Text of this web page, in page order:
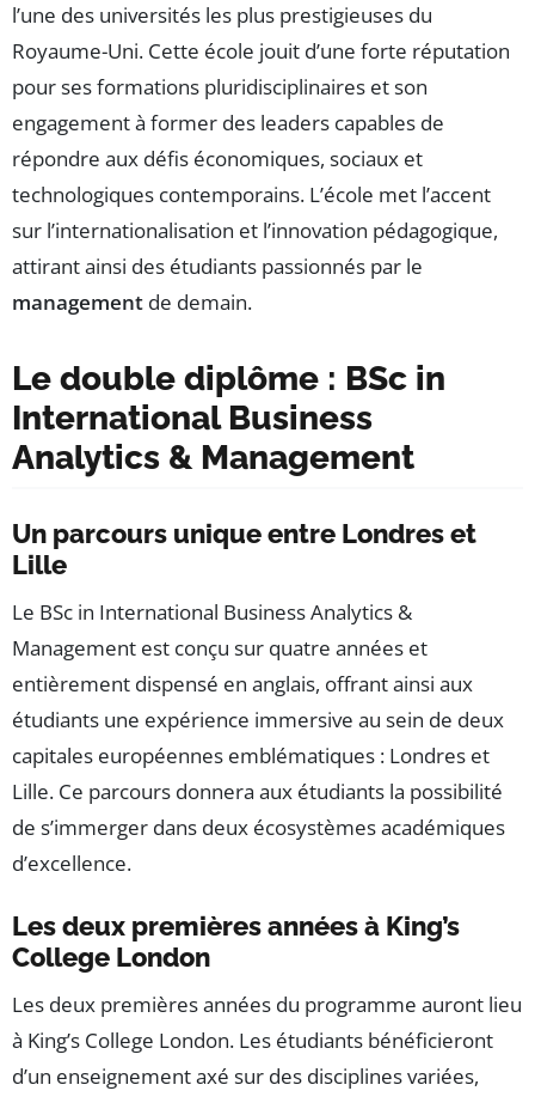
l’une des universités les plus prestigieuses du
Royaume-Uni. Cette école jouit d’une forte réputation
pour ses formations pluridisciplinaires et son
engagement à former des leaders capables de
répondre aux défis économiques, sociaux et
technologiques contemporains. L’école met l’accent
sur l’internationalisation et l’innovation pédagogique,
attirant ainsi des étudiants passionnés par le
management de demain.
Le double diplôme : BSc in
International Business
Analytics & Management
Un parcours unique entre Londres et
Lille
Le BSc in International Business Analytics &
Management est conçu sur quatre années et
entièrement dispensé en anglais, offrant ainsi aux
étudiants une expérience immersive au sein de deux
capitales européennes emblématiques : Londres et
Lille. Ce parcours donnera aux étudiants la possibilité
de s’immerger dans deux écosystèmes académiques
d’excellence.
Les deux premières années à King’s
College London
Les deux premières années du programme auront lieu
à King’s College London. Les étudiants bénéficieront
d’un enseignement axé sur des disciplines variées,